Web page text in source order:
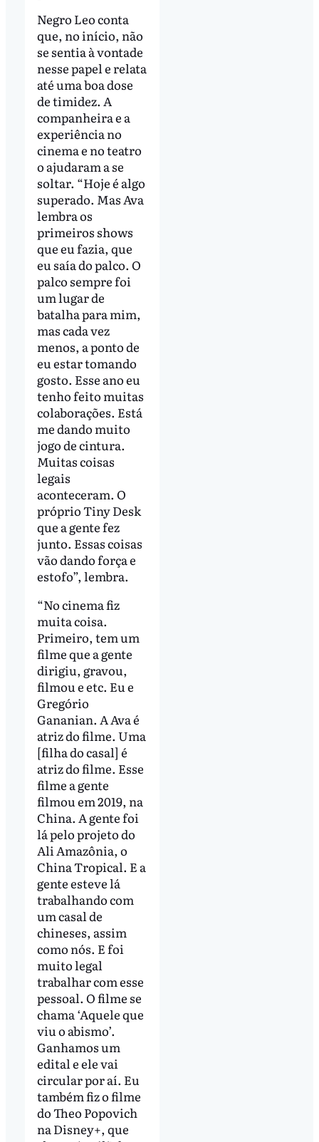
Negro Leo conta
que, no início, não
se sentia à vontade
nesse papel e relata
até uma boa dose
de timidez. A
companheira e a
experiência no
cinema e no teatro
o ajudaram a se
soltar. “Hoje é algo
superado. Mas Ava
lembra os
primeiros shows
que eu fazia, que
eu saía do palco. O
palco sempre foi
um lugar de
batalha para mim,
mas cada vez
menos, a ponto de
eu estar tomando
gosto. Esse ano eu
tenho feito muitas
colaborações. Está
me dando muito
jogo de cintura.
Muitas coisas
legais
aconteceram. O
próprio Tiny Desk
que a gente fez
junto. Essas coisas
vão dando força e
estofo”, lembra.
“No cinema fiz
muita coisa.
Primeiro, tem um
filme que a gente
dirigiu, gravou,
filmou e etc. Eu e
Gregório
Gananian. A Ava é
atriz do filme. Uma
[filha do casal] é
atriz do filme. Esse
filme a gente
filmou em 2019, na
China. A gente foi
lá pelo projeto do
Ali Amazônia, o
China Tropical. E a
gente esteve lá
trabalhando com
um casal de
chineses, assim
como nós. E foi
muito legal
trabalhar com esse
pessoal. O filme se
chama ‘Aquele que
viu o abismo’.
Ganhamos um
edital e ele vai
circular por aí. Eu
também fiz o filme
do Theo Popovich
na Disney+, que